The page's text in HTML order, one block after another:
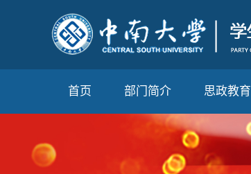
首页 部门简介 思政教育